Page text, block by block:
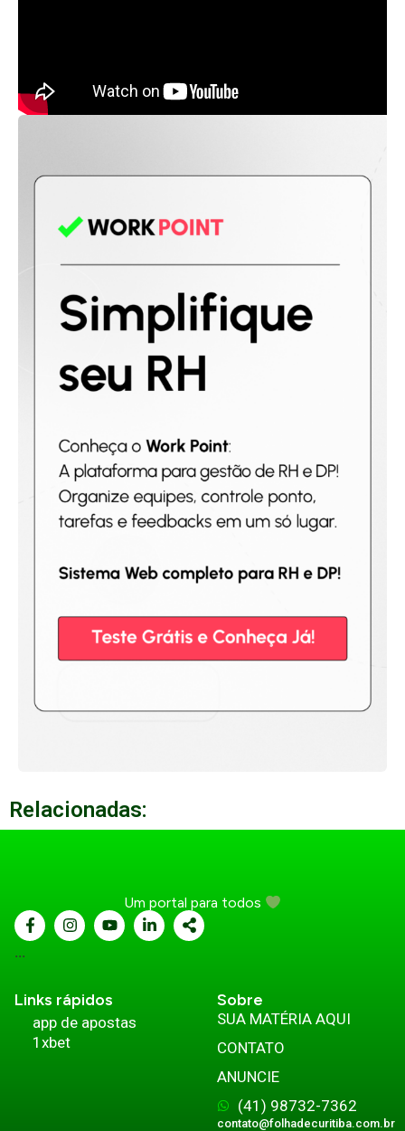
Relacionadas:
Um portal para todos
...
Links rápidos
app de apostas
1xbet
Sobre
SUA MATÉRIA AQUI
CONTATO
ANUNCIE
(41) 98732-7362
contato@folhadecuritiba.com.br